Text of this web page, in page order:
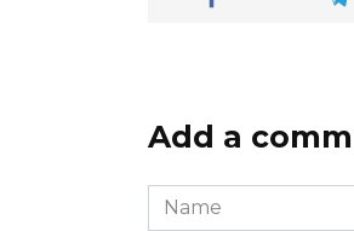
Add a
Name